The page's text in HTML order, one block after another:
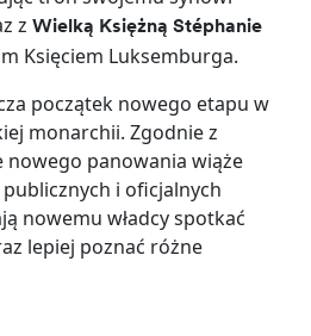
zWielką Księżną Stéphanie
Księciem Luksemburga.
początek nowego etapu w
monarchii. Zgodnie z
nowego panowania wiąże
i oficjalnych
nowemu władcy spotkać
lepiej poznać różne